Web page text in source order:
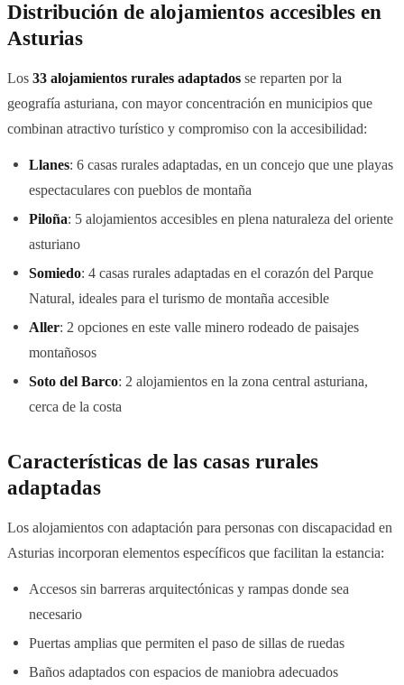
Distribución de alojamientos accesibles en
Asturias
Los 33 alojamientos rurales adaptados se reparten por la
geografía asturiana, con mayor concentración en municipios que
combinan atractivo turístico y compromiso con la accesibilidad:
Llanes: 6 casas rurales adaptadas, en un concejo que une playas
espectaculares con pueblos de montaña
Piloña: 5 alojamientos accesibles en plena naturaleza del oriente
asturiano
Somiedo: 4 casas rurales adaptadas en el corazón del Parque
Natural, ideales para el turismo de montaña accesible
Aller: 2 opciones en este valle minero rodeado de paisajes
montañosos
Soto del Barco: 2 alojamientos en la zona central asturiana,
cerca de la costa
Características de las casas rurales
adaptadas
Los alojamientos con adaptación para personas con discapacidad en
Asturias incorporan elementos específicos que facilitan la estancia:
Accesos sin barreras arquitectónicas y rampas donde sea
necesario
Puertas amplias que permiten el paso de sillas de ruedas
Baños adaptados con espacios de maniobra adecuados